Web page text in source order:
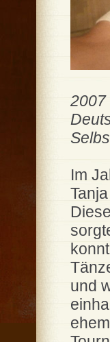
2007
Im
und